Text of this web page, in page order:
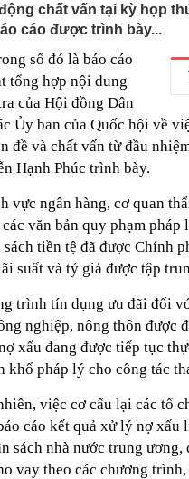
nhưng thực trả
21:18
Sáng mai, Bắc Bộ
21:17
Nghệ sĩ Việt cứ
chắc chắn thuộc
21:15
Nhật Bản lần đầu
21:09
Vết nứt trên
năm tiết lộ điều
21:08
Một doanh nghiệp
suốt 15 năm qua
21:04
Vì sao nhiều gia
đây mới là xu
20:54
Nhiều ngày
15,5 triệu đồng
chất vấn tại kỳ họp
cáo được trình bày...
số đó là báo cáo
tổng hợp nội dung
của Hội đồng Dân
Ủy ban của Quốc hội về
đề và chất vấn từ đầu
Hạnh Phúc trình bày.
vực ngân hàng, cơ quan
văn bản quy phạm
sách tiền tệ đã được Chính
suất và tỷ giá được tập
trình tín dụng ưu đãi đối
nghiệp, nông thôn được
xấu đang được tiếp tục
khổ pháp lý cho công tác
việc cơ cấu lại các tổ
cáo kết quả xử lý nợ xấu
sách nhà nước trung
vay theo các chương